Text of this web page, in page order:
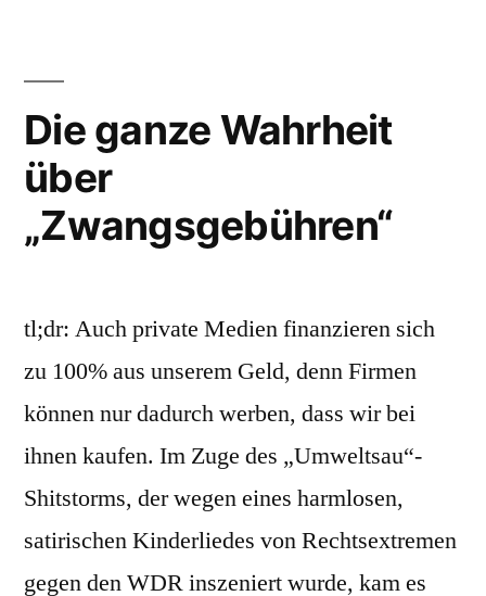
Die ganze Wahrheit
über
„Zwangsgebühren“
tl;dr: Auch private Medien finanzieren sich
zu 100% aus unserem Geld, denn Firmen
können nur dadurch werben, dass wir bei
ihnen kaufen. Im Zuge des „Umweltsau“-
Shitstorms, der wegen eines harmlosen,
satirischen Kinderliedes von Rechtsextremen
gegen den WDR inszeniert wurde, kam es